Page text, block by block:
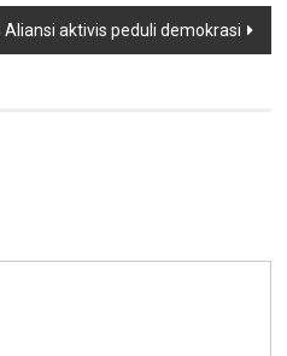
Aliansi aktivis peduli demokrasi